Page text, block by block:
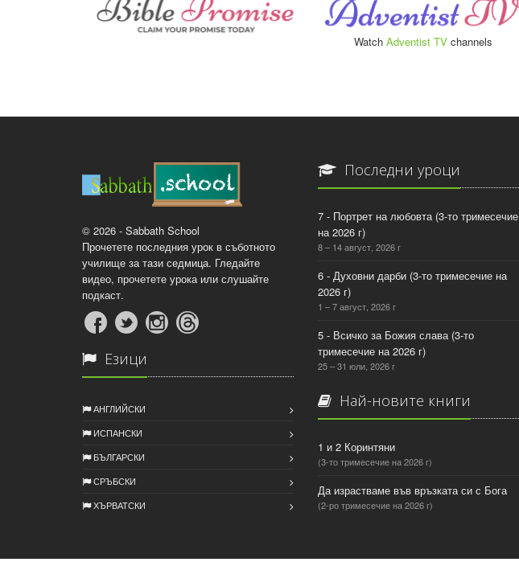
Watch Adventist TVchannels
© 2026 - Sabbath School
Прочетете последния урок в съботното
училище за тази седмица. Гледайте
видео, прочетете урока или слушайте
подкаст.
Езици
АНГЛИЙСКИ
ИСПАНСКИ
БЪЛГАРСКИ
СРЪБСКИ
ХЪРВАТСКИ
Последни уроци
7 - Портрет на любовта (3-то тримесечие
на 2026 г)
8 – 14 август, 2026 г
6 - Духовни дарби (3-то тримесечие на
2026 г)
1 – 7 август, 2026 г
5 - Всичко за Божия слава (3-то
тримесечие на 2026 г)
25 – 31 юли, 2026 г
Най-новите книги
1 и 2 Коринтяни
(3-то тримесечие на 2026 г)
Да израстваме във връзката си с Бога
(2-ро тримесечие на 2026 г)